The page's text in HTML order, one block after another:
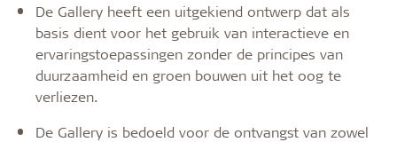
De Gallery heeft een uitgekiend ontwerp dat als
basis dient voor het gebruik van interactieve en
ervaringstoepassingen zonder de principes van
duurzaamheid en groen bouwen uit het oog te
verliezen.
De Gallery is bedoeld voor de ontvangst van zowel